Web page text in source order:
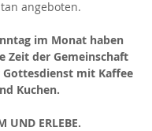
angeboten.
im Monat haben
Zeit der Gemeinschaft
mit Kaffee
Kuchen.
UND ERLEBE.